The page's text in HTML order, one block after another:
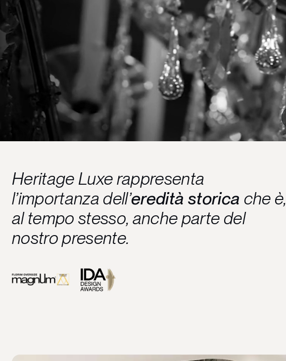
Heritage Luxe rappresenta
l’importanza dell’eredità storica che è,
al tempo stesso, anche parte del
nostro presente.